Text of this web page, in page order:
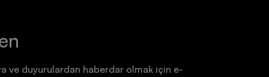
ve duyurulardan haberdar olmak için e-